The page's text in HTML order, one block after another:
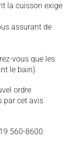
la cuisson exige
assurant de
vous que les
le bain).
ordre
par cet avis
560-8600.